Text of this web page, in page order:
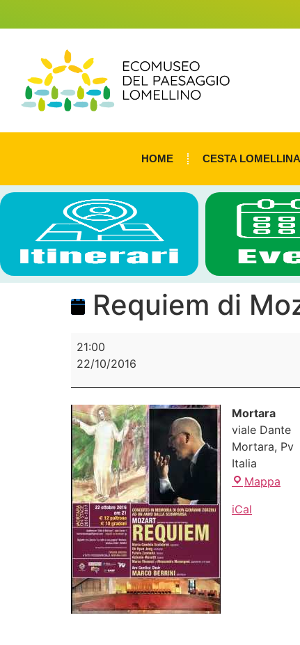
HOME CESTA LOMELLINA
Requiem di
21:00
22/10/2016
Mortara
viale Dante
Mortara, Pv
Italia
Mappa
iCal